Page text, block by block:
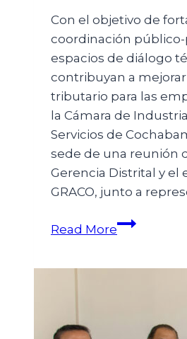
Con el objetivo de
coordinación
espacios de diálogo
contribuyan a
tributario para las
la Cámara de
Servicios de
sede de una reunión
Gerencia Distrital y el
GRACO, junto a
Read More